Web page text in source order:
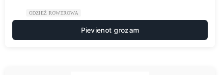
ODZIEŻ ROWEROWA
Pievienot grozam